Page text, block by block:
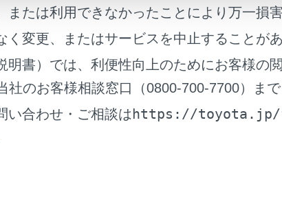
合わせて見られているページ
ボンネット
内装の手入れ
タイヤ空気圧について
または利用できなかったことにより万一損
く変更、またはサービスを中止することがあ
明書）では、利便性向上のためにお客様の
社のお客様相談窓口（0800-700-7700）まで
い合わせ・ご相談はhttps://toyota.jp/